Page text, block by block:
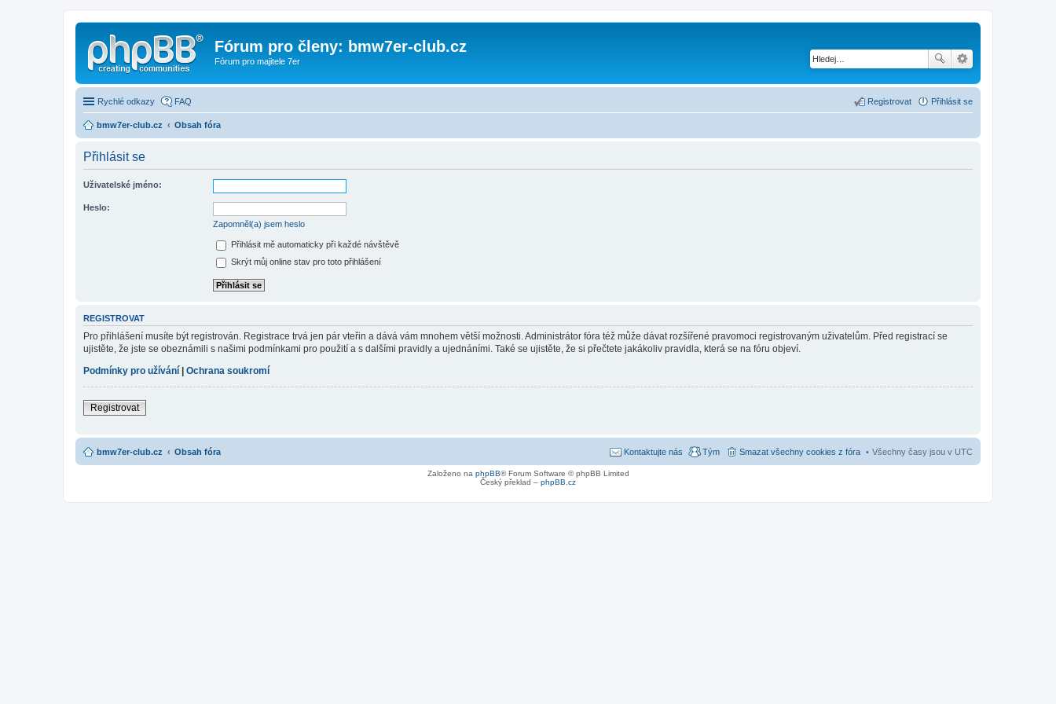
Fórum pro členy: bmw7er-club.cz
Fórum pro majitele 7er
Rychlé odkazy FAQ Přihlásit se
Registrovat
bmw7er-club.cz Obsah fóra
Přihlásit se
Uživatelské jméno:
Heslo:
Zapomněl(a) jsem heslo
Přihlásit mě automaticky při každé návštěvě
Skrýt můj online stav pro toto přihlášení
REGISTROVAT
Pro přihlášení musíte být registrován. Registrace trvá jen pár vteřin a dává vám mnohem větší možnosti. Administrátor fóra též může dávat rozšířené pravomoci registrovaným uživatelům. Před registrací se
ujistěte, že jste se obeznámili s našimi podmínkami pro použití a s dalšími pravidly a ujednáními. Také se ujistěte, že si přečtete jakákoliv pravidla, která se na fóru objeví.
Podmínky pro užívání
Ochrana soukromí
Registrovat
bmw7er-club.cz Obsah fóra Všechny časy jsou v UTC
Smazat všechny cookies z fóra
Tým
Kontaktujte nás
Založeno na phpBB® Forum Software © phpBB Limited
Český překlad – phpBB.cz